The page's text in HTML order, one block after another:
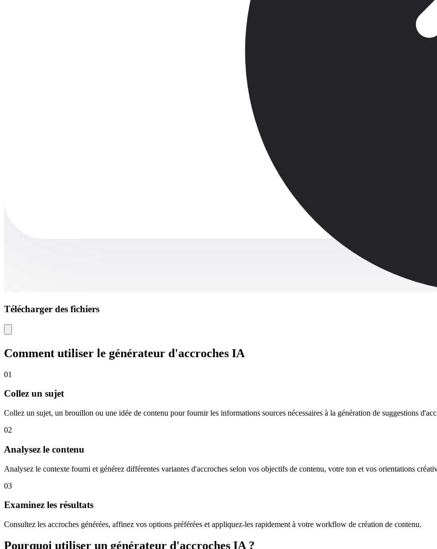
Télécharger des fichiers
Comment utiliser le générateur d'accroches IA
01
Collez un sujet
Collez un sujet, un brouillon ou une idée de contenu pour fournir les informations sources nécessaires à la génération de suggestions
02
Analysez le contenu
Analysez le contexte fourni et générez différentes variantes d'accroches selon vos objectifs de contenu, votre ton et vos orientations
03
Examinez les résultats
Consultez les accroches générées, affinez vos options préférées et appliquez-les rapidement à votre workflow de création de contenu.
Pourquoi utiliser un générateur d'accroches IA ?